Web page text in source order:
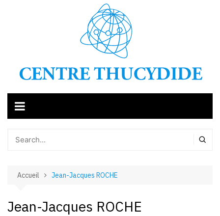
Accueil Jean-Jacques ROCHE
Jean-Jacques ROCHE